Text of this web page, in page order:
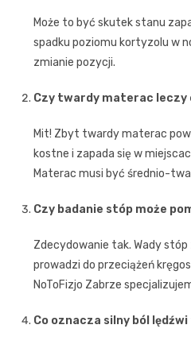
Może to być skutek stanu
spadku poziomu kortyzolu w
zmianie pozycji.
Czy twardy materac leczy
Mit! Zbyt twardy materac
kostne i zapada się w
Materac musi być średnio-
Czy badanie stóp może
Zdecydowanie tak. Wady
prowadzi do przeciążeń
NoToFizjo Zabrze
Co oznacza silny ból